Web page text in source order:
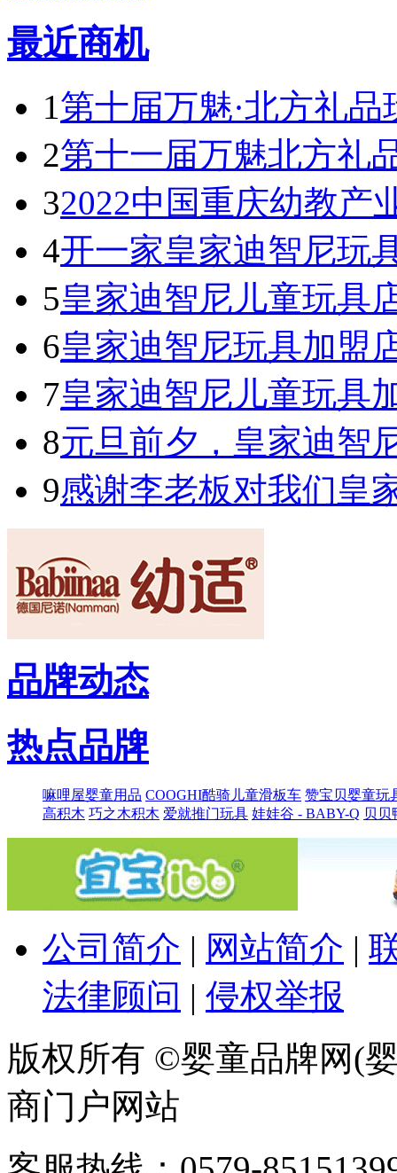
最近商机
1第十届万魅·北方礼
2第十一届万魅北方礼
32022中国重庆幼教产
4开一家皇家迪智尼玩
5皇家迪智尼儿童玩具
6皇家迪智尼玩具加盟
7皇家迪智尼儿童玩具
8元旦前夕，皇家迪智
9感谢李老板对我们皇
品牌动态
热点品牌
嘛哩屋婴童用品 COOGHI酷骑儿童滑板车 赞宝贝婴童玩
高积木 巧之木积木 爱就推门玩具 娃娃谷 - BABY-Q 贝贝
公司简介 | 网站简介 |
法律顾问 | 侵权举报
版权所有 ©婴童品牌网(
商门户网站